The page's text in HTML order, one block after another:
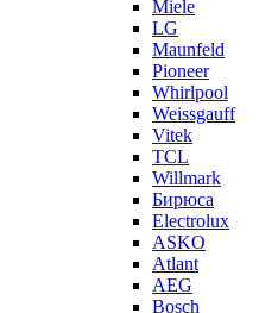
Miele
LG
Maunfeld
Pioneer
Whirlpool
Weissgauff
Vitek
TCL
Willmark
Бирюса
Electrolux
ASKO
Atlant
AEG
Bosch